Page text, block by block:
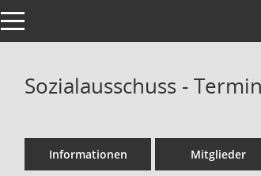
Toggle navigation
Sozialausschuss -
Informationen Mitglieder